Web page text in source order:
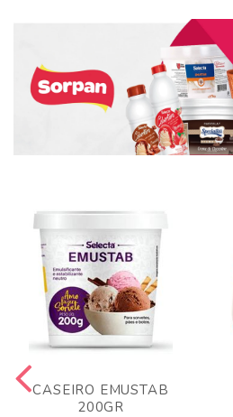
CASEIRO EMUSTAB
200GR